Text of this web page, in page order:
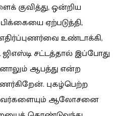
குவித்து, ஒன்றிய
ஏற்படுத்தி,
உண்டாக்கி,
சட்டத்தால் இப்போது
ஆபத்து என்ற
புகழ்பெற்ற
ஆலோசனை